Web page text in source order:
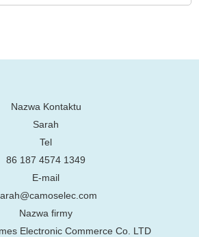
Nazwa Kontaktu
Sarah
Tel
86 187 4574 1349
E-mail
Nazwa firmy
Electronic Commerce Co. LTD